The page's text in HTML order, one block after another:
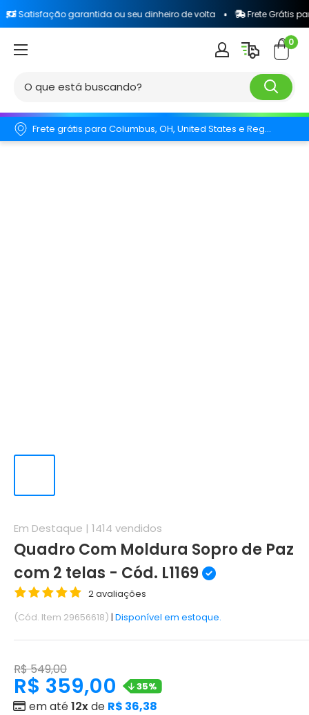
garantida ou seu dinheiro de volta Frete Grátis para todo o
0
Frete grátis para Columbus, OH, United States e Região.
Em Destaque | 1414 vendidos
Quadro Com Moldura Sopro de Paz
com 2 telas - Cód. L1169
2 avaliações
(Cód. Item 29656618) | Disponível em estoque.
R$ 549,00
R$ 359,00 35%
em até12xde R$ 36,38